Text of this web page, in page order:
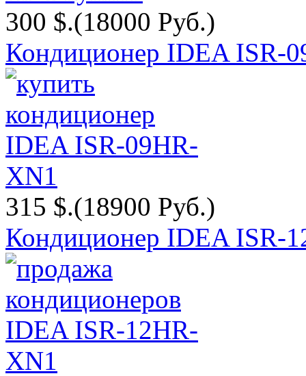
300 $.(18000 Руб.)
Кондиционер IDEA ISR-
315 $.(18900 Руб.)
Кондиционер IDEA ISR-